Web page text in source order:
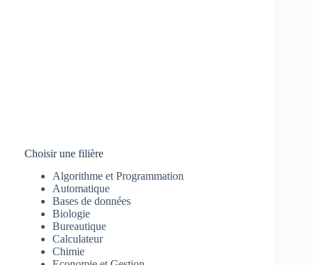
Choisir une filière
Algorithme et Programmation
Automatique
Bases de données
Biologie
Bureautique
Calculateur
Chimie